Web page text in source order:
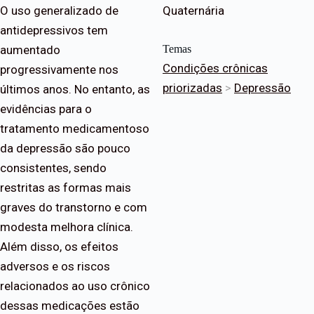
O uso generalizado de
antidepressivos tem
aumentado
progressivamente nos
últimos anos. No entanto, as
evidências para o
tratamento medicamentoso
da depressão são pouco
consistentes, sendo
restritas as formas mais
graves do transtorno e com
modesta melhora clínica.
Além disso, os efeitos
adversos e os riscos
relacionados ao uso crônico
dessas medicações estão
Quaternária
Temas
Condições crônicas
priorizadas > Depressão